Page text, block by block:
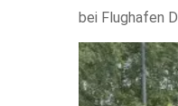
bei Flughafen